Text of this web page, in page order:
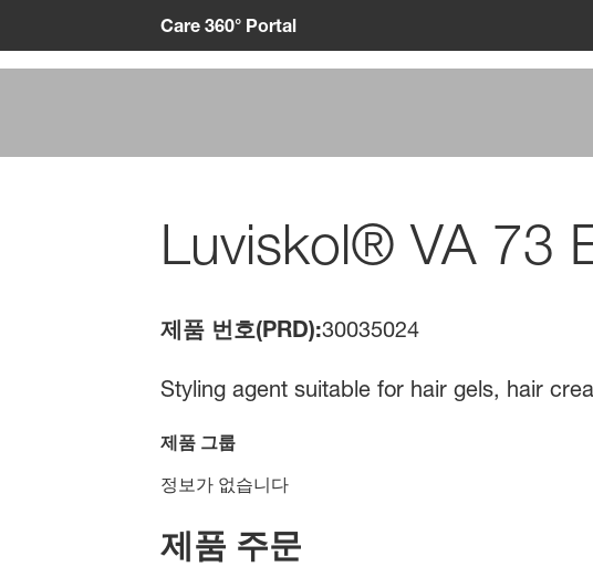
Care 360° Portal
Luviskol® VA 73
제품 번호(PRD):30035024
Styling agent suitable for hair gels, hair
제품 그룹
정보가 없습니다
제품 주문